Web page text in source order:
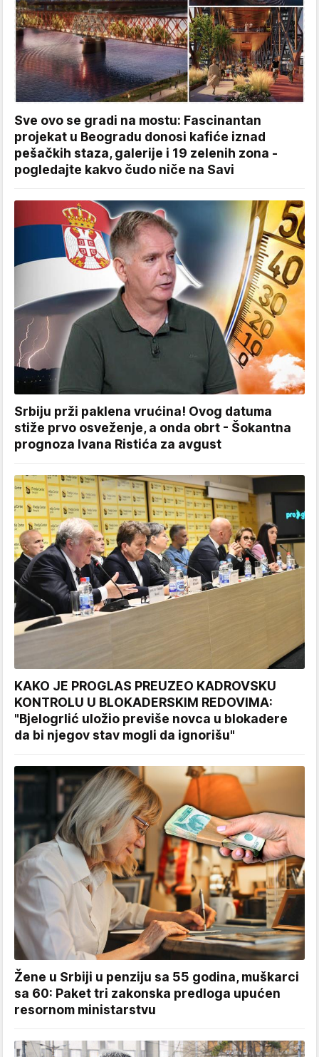
Sve ovo se gradi na mostu: Fascinantan
projekat u Beogradu donosi kafiće iznad
pešačkih staza, galerije i 19 zelenih zona -
pogledajte kakvo čudo niče na Savi
Srbiju prži paklena vrućina! Ovog datuma
stiže prvo osveženje, a onda obrt - Šokantna
prognoza Ivana Ristića za avgust
KAKO JE PROGLAS PREUZEO KADROVSKU
KONTROLU U BLOKADERSKIM REDOVIMA:
"Bjelogrlić uložio previše novca u blokadere
da bi njegov stav mogli da ignorišu"
Žene u Srbiji u penziju sa 55 godina, muškarci
sa 60: Paket tri zakonska predloga upućen
resornom ministarstvu